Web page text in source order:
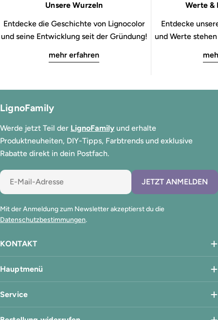
Unsere Wurzeln
Entdecke die Geschichte von Lignocolor
und seine Entwicklung seit der Gründung!
mehr erfahren
Werte &
Entdecke
und Werte
KONTAKT
Hauptmenü
Service
LignoFamily
Werde jetzt Teil der LignoFamily und erhalte
Produktneuheiten, DIY-Tipps, Farbtrends und exklusive
Rabatte direkt in dein Postfach.
E-
Mail
JETZT ANMELDEN
Mit der Anmeldung zum Newsletter akzeptierst du die
Datenschutzbestimmungen.